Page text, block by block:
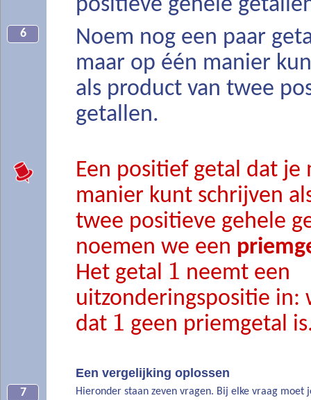
positieve gehele
6
Noem nog een paar
maar op één manier
als product van twee
getallen.
Een positief getal dat je
manier kunt schrijven
twee positieve gehele
noemen we een
Het getal 1 neemt een
uitzonderingspositie in:
dat 1 geen priemgetal
Een vergelijking oplossen
7 Hieronder staan zeven vragen. Bij elke vraag moet